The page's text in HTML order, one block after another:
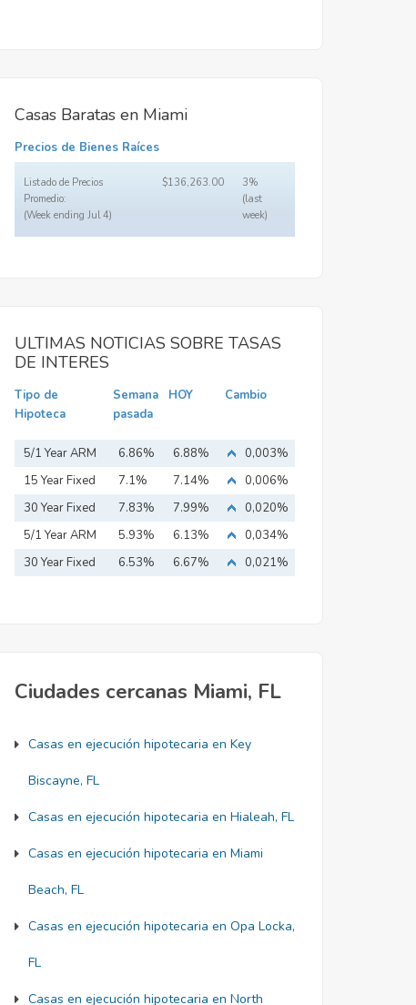
Casas Baratas en Miami
Precios de Bienes Raíces
Listado de Precios
Promedio:
(Week ending Jul 4)
$136,263.00
3%
(last
week)
ULTIMAS NOTICIAS SOBRE TASAS
DE INTERES
Tipo de
Hipoteca
Semana
pasada
HOY Cambio
5/1 Year ARM 6.86% 6.88%
0,003%
15 Year Fixed
Mortgage
7.1% 7.14%
0,006%
30 Year Fixed
Mortgage
7.83% 7.99%
0,020%
5/1 Year ARM
5.93% 6.13%
0,034%
30 Year Fixed
6.53% 6.67% 0,021%
Ciudades cercanas Miami, FL
Casas en ejecución hipotecaria en Key
Biscayne, FL
Casas en ejecución hipotecaria en Hialeah, FL
Casas en ejecución hipotecaria en Miami
Beach, FL
Casas en ejecución hipotecaria en Opa Locka,
FL
Casas en ejecución hipotecaria en North